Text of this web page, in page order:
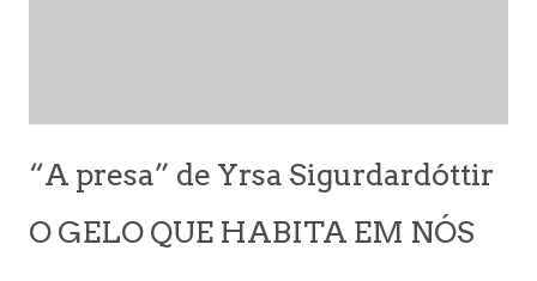
“A presa” de Yrsa Sigurdardóttir
O GELO QUE HABITA EM NÓS